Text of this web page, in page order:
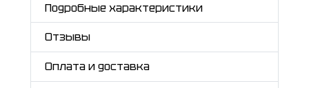
Подробные характеристики
Отзывы
Оплата и доставка